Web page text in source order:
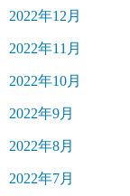
2022年12月
2022年11月
2022年10月
2022年9月
2022年8月
2022年7月